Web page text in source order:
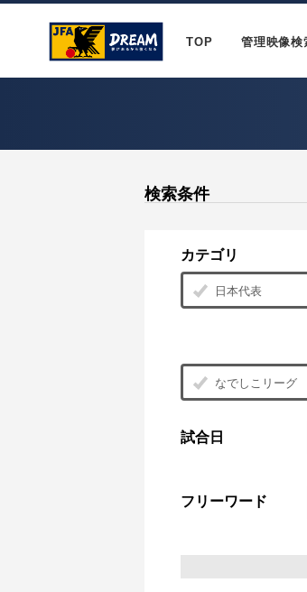
TOP 管理映像検
検索条件
カテゴリ
日本代表
なでしこリーグ
試合日
フリーワード